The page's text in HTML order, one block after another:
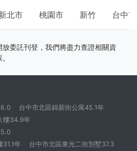
北市 桃園市 新竹 台中市
委託刊登，我們將盡力查證相關資
台中市北區錦新街公寓45.1年
樓34.9年
31.1年
台中市北區東光二街別墅37.3